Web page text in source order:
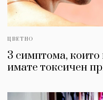
ЦВЕТНО
3 симптома, които
имате токсичен